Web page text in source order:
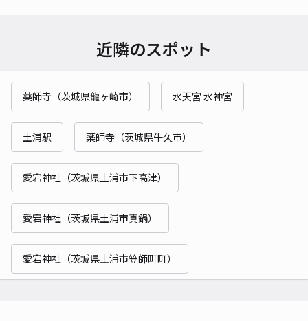
近隣のスポット
薬師寺（茨城県龍ヶ崎市） 水天宮 水神宮
土浦駅 薬師寺（茨城県牛久市）
愛宕神社（茨城県土浦市下高津）
愛宕神社（茨城県土浦市真鍋）
愛宕神社（茨城県土浦市笠師町町）